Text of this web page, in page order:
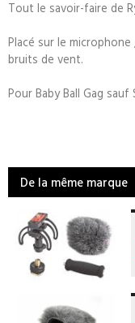
Tout le savoir-faire de
Placé sur le
bruits de vent.
Pour Baby Ball Gag sauf
De la même marque